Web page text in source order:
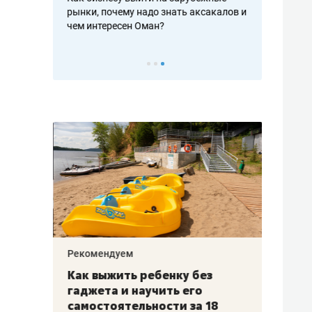
рынки, почему надо знать аксакалов и
чем интересен Оман?
Рекомендуем
Как выжить ребенку без
гаджета и научить его
самостоятельности за 18